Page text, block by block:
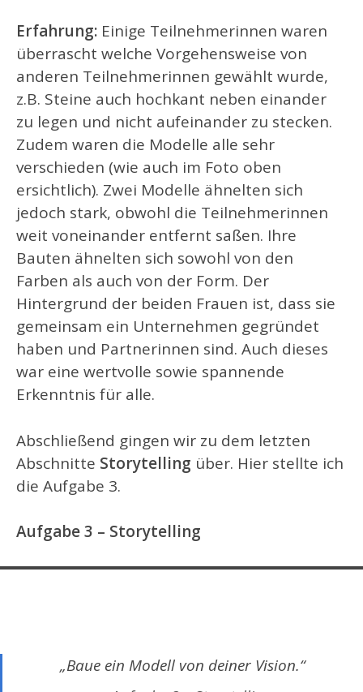
Erfahrung: Einige Teilnehmerinnen waren
überrascht welche Vorgehensweise von
anderen Teilnehmerinnen gewählt wurde,
z.B. Steine auch hochkant neben einander
zu legen und nicht aufeinander zu stecken.
Zudem waren die Modelle alle sehr
verschieden (wie auch im Foto oben
ersichtlich). Zwei Modelle ähnelten sich
jedoch stark, obwohl die Teilnehmerinnen
weit voneinander entfernt saßen. Ihre
Bauten ähnelten sich sowohl von den
Farben als auch von der Form. Der
Hintergrund der beiden Frauen ist, dass sie
gemeinsam ein Unternehmen gegründet
haben und Partnerinnen sind. Auch dieses
war eine wertvolle sowie spannende
Erkenntnis für alle.
Abschließend gingen wir zu dem letzten
Abschnitte Storytelling über. Hier stellte ich
die Aufgabe 3.
Aufgabe 3 – Storytelling
„Baue ein Modell von deiner Vision.“